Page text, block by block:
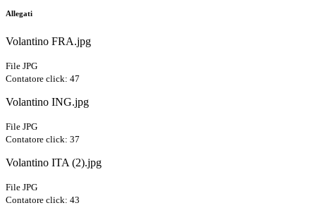
Allegati
Volantino FRA.jpg
File JPG
Contatore click: 47
Volantino ING.jpg
File JPG
Contatore click: 37
Volantino ITA (2).jpg
File JPG
Contatore click: 43